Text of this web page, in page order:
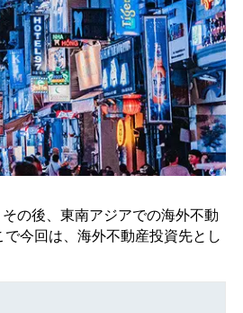
の後、東南アジアでの海外不動
今回は、海外不動産投資先とし